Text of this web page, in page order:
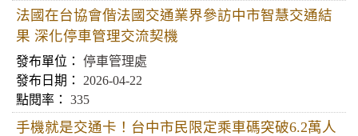
法國在台協會偕法國交通業界參訪中市智慧交通結
果 深化停車管理交流契機
停車管理處
2026-04-22
335
手機就是交通卡！台中市民限定乘車碼突破6.2萬人